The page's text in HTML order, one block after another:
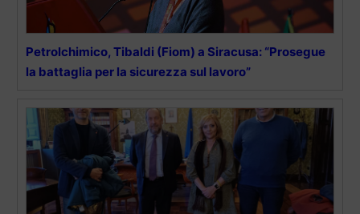
Petrolchimico, Tibaldi (Fiom) a Siracusa: “Prosegue
la battaglia per la sicurezza sul lavoro”